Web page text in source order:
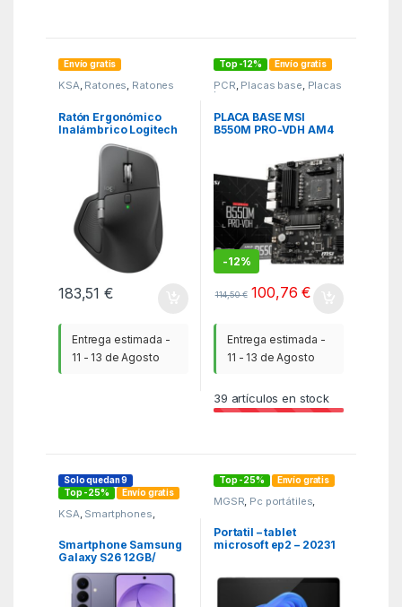
Envío gratis
KSA, Ratones, Ratones
Ratón Ergonómico
Inalámbrico Logitech
MX Master 4/ Batería
recargable/ Hasta
8000 DPI/ Grafito
183,51€
Entrega estimada -
11 - 13 de Agosto
Top -12% Envío gratis
PCR, Placas base, Placas
base
PLACA BASE MSI
B550M PRO-VDH AM4
-12%
114,50€ 100,76€
Entrega estimada -
11 - 13 de Agosto
39 artículos en stock
Solo quedan 9
Top -25%
Envío gratis
KSA Smartphones
SmartPhones y Moviles
Smartphone Samsung
Galaxy S26 12GB/
256GB/ 6.3″/ 5G/
Violeta
Top -25% Envío gratis
MGSR Pc portátiles
Portatiles
Portatil – tablet
microsoft ep2 – 20231